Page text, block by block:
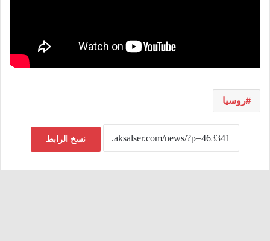
روسيا
نسخ الرابط